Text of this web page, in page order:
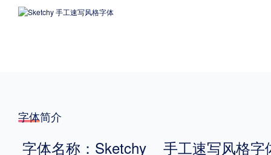
格式
字体简介
字体名称：Sketchy 手工速写风格字